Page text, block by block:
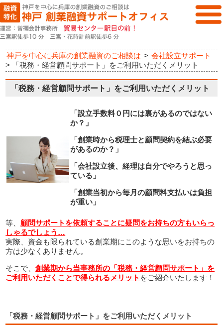
神戸を中心に兵庫の創業融資のご相談は > 会社設立サポート
>
「税務・経営顧問サポート」をご利用いただくメリット
「税務・経営顧問サポート」をご利用いただくメリット
「設立手数料０円には裏があるのではない
か？」
「創業時から税理士と顧問契約を結ぶ必要
があるのか？」
「会社設立後、経理は自分でやろうと思っ
ている」
「創業当初から毎月の顧問料支払いは負担
が重い」
等、 顧問サポートを依頼することに疑問をお持ちの方もいらっ
しゃるでしょう…
実際、資金も限られている創業期にこのような思いをお持ちの
方は少なくありません。
そこで、創業期から当事務所の「税務・経営顧問サポート」を
ご利用いただくことで得られるメリット をご紹介いたします！
「税務・経営顧問サポート」をご利用いただくメリット